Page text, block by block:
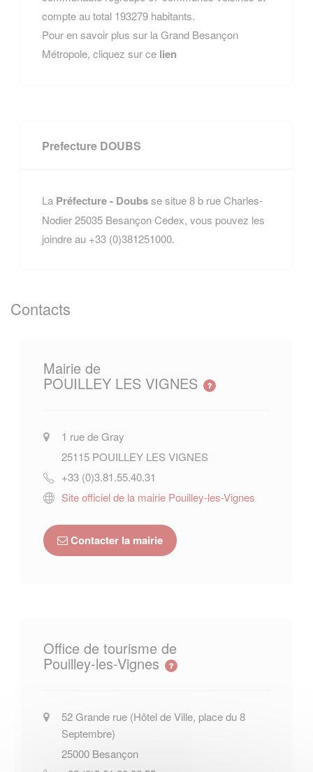
compte au total 193279 habitants.
Pour en savoir plus sur la Grand Besançon
Métropole, cliquez sur ce lien
Prefecture DOUBS
La Préfecture - Doubsse situe 8 b rue Charles-
Nodier 25035 Besançon Cedex, vous pouvez les
joindre au +33 (0)381251000.
Contacts
Mairie de
POUILLEY LES VIGNES
1 rue de Gray
25115 POUILLEY LES VIGNES
+33 (0)3.81.55.40.31
Site officiel de la mairie Pouilley-les-Vignes
Contacter la mairie
Office de tourisme de
Pouilley-les-Vignes
52 Grande rue (Hôtel de Ville, place du 8
Septembre)
25000 Besançon